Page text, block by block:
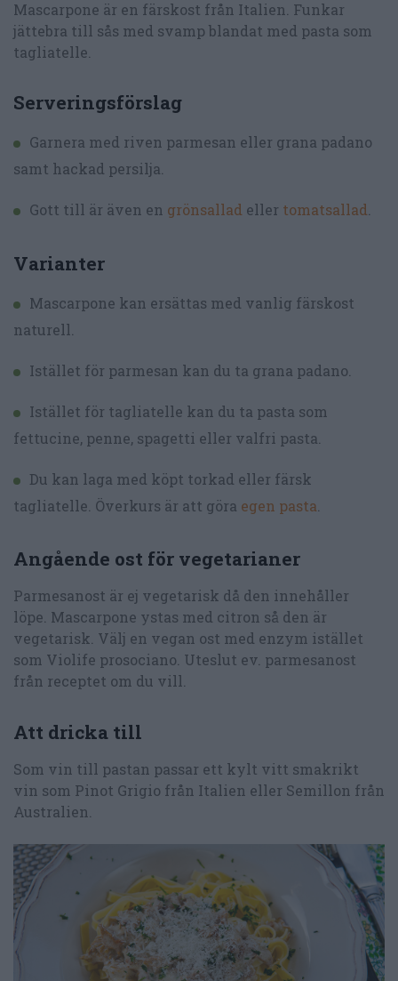
Mascarpone är en färskost från Italien. Funkar
jättebra till sås med svamp blandat med pasta som
tagliatelle.
Serveringsförslag
Garnera med riven parmesan eller grana padano
samt hackad persilja.
Gott till är även en grönsallad eller tomatsallad.
Varianter
Mascarpone kan ersättas med vanlig färskost
naturell.
Istället för parmesan kan du ta grana padano.
Istället för tagliatelle kan du ta pasta som
fettucine, penne, spagetti eller valfri pasta.
Du kan laga med köpt torkad eller färsk
tagliatelle. Överkurs är att göra egen pasta
Angående ost för vegetarianer
Parmesanost är ej vegetarisk då den innehåller
löpe. Mascarpone ystas med citron så den är
vegetarisk. Välj en vegan ost med enzym istället
som Violife prosociano. Uteslut ev. parmesanost
från receptet om du vill.
Att dricka till
Som vin till pastan passar ett kylt vitt smakrikt
vin som Pinot Grigio från Italien eller Semillon från
Australien.